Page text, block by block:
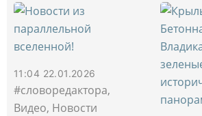
11:04 22.01.2026
#словоредактора,
Видео, Новости